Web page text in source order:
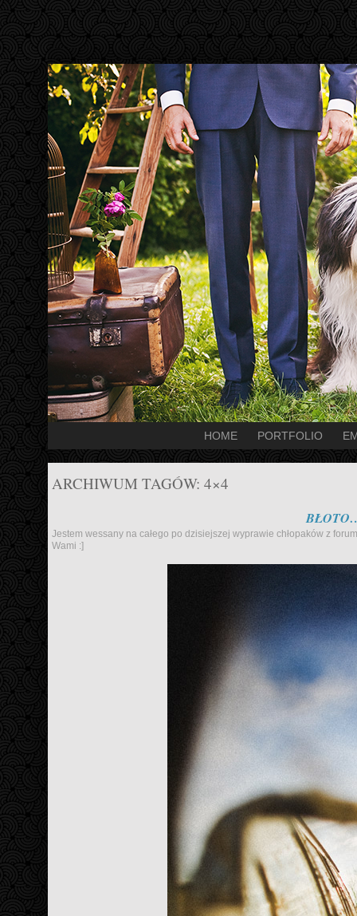
HOME PORTFOLIO
ARCHIWUM TAGÓW: 4×4
Jestem wessany na całego po dzisiejszej wyprawie chłopaków z
Wami :]